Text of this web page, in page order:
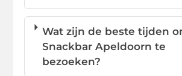
Wat zijn de beste tijden
Snackbar Apeldoorn te
bezoeken?